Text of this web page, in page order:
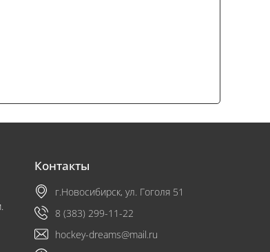
Контакты
г.Новосибирск, ул. Гоголя 51
8 (383) 299-11-22
hockey-dreams@mail.ru